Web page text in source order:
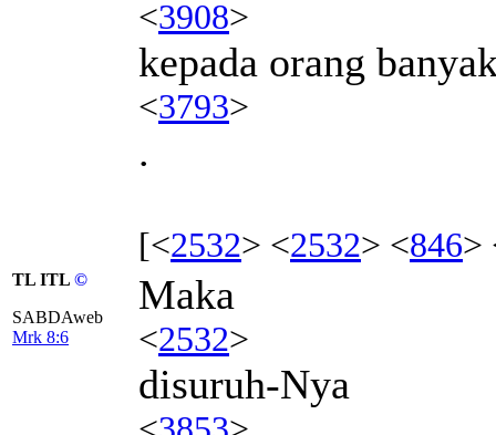
<3908>
kepada orang
<3793>
.
[<2532> <2532> <846>
TL ITL ©
SABDAweb
Mrk 8:6
Maka
<2532>
disuruh-Nya